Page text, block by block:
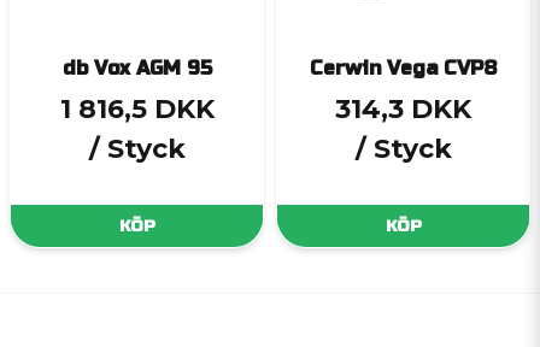
db Vox AGM 95
1 816,5 DKK
/ Styck
KÖP
Cerwin Vega CVP8
314,3 DKK
/ Styck
KÖP